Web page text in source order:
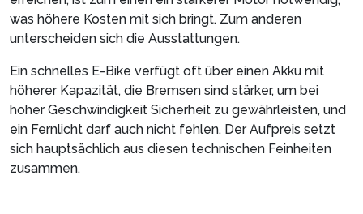
was höhere Kosten mit sich bringt. Zum anderen
unterscheiden sich die Ausstattungen.
Ein schnelles E-Bike verfügt oft über einen Akku mit
höherer Kapazität, die Bremsen sind stärker, um bei
hoher Geschwindigkeit Sicherheit zu gewährleisten, und
ein Fernlicht darf auch nicht fehlen. Der Aufpreis setzt
sich hauptsächlich aus diesen technischen Feinheiten
zusammen.